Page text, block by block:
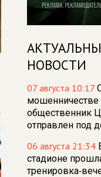
НОВОСТИ
07 августа 10:17
мошенничестве
общественник
отправлен под
06 августа 21:34
стадионе